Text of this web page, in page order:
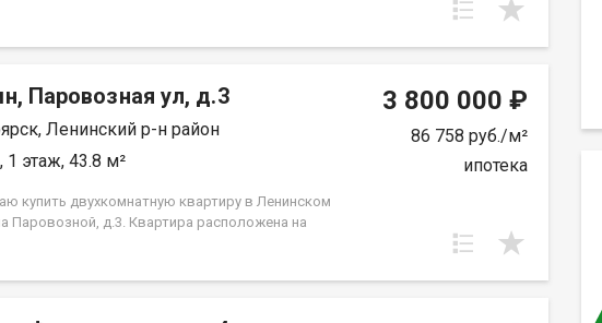
Паровозная ул, д.3
Ленинский р-н район
1 этаж, 43.8 м²
купить двухкомнатную квартиру в Ленинском
Паровозной, д.3. Квартира расположена на
во двор, высоко от земли. Квартира требует
3 800 000 ₽
86 758 руб./м²
ипотека